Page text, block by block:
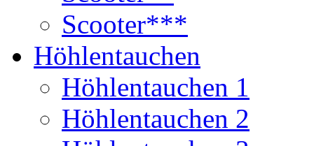
Scooter***
Höhlentauchen
Höhlentauchen 1
Höhlentauchen 2